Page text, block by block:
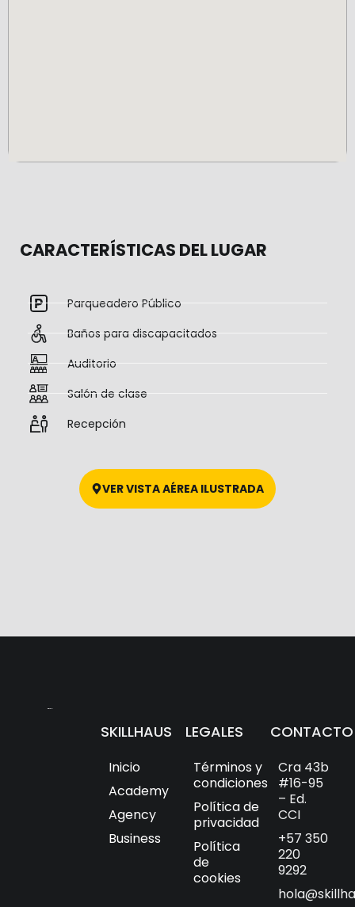
CARACTERÍSTICAS DEL LUGAR
Parqueadero Público
Baños para discapacitados
Auditorio
Salón de clase
Recepción
VER VISTA AÉREA ILUSTRADA
SKILLHAUS
Inicio
Academy
Agency
Business
LEGALES
Términos y
condiciones
Política de
privacidad
Política
de
cookies
CONTACTO
Cra 43b
#16-95
– Ed.
CCI
+57 350
220
9292